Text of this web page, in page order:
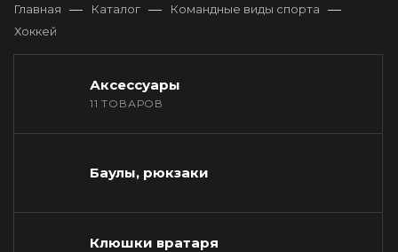
Главная — Каталог — Командные виды спорта —
Хоккей
Аксессуары
11 ТОВАРОВ
Баулы, рюкзаки
Клюшки вратаря